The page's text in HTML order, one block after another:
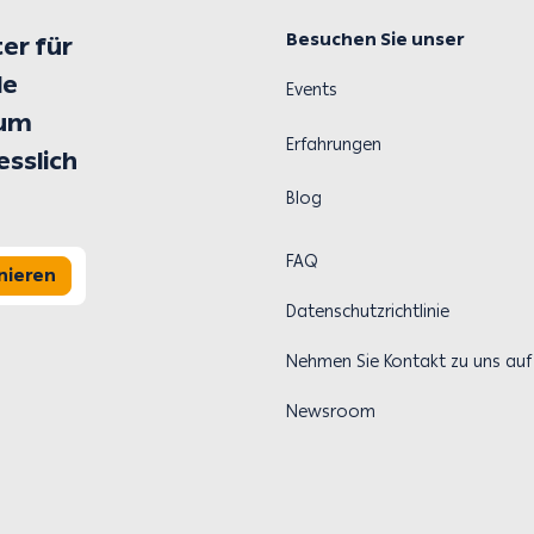
für
Besuchen Sie unser
Events
Erfahrungen
Blog
FAQ
Datenschutzrichtlinie
Nehmen Sie Kontakt zu uns auf
Newsroom